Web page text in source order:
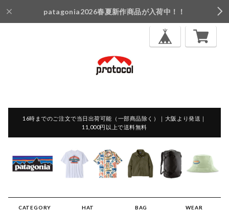
patagonia2026春夏新作商品が入荷中！！
16時までのご注文で当日出荷可能（一部商品除く）｜大阪より発送｜
11,000円以上で送料無料
CATEGORY HAT BAG WEAR